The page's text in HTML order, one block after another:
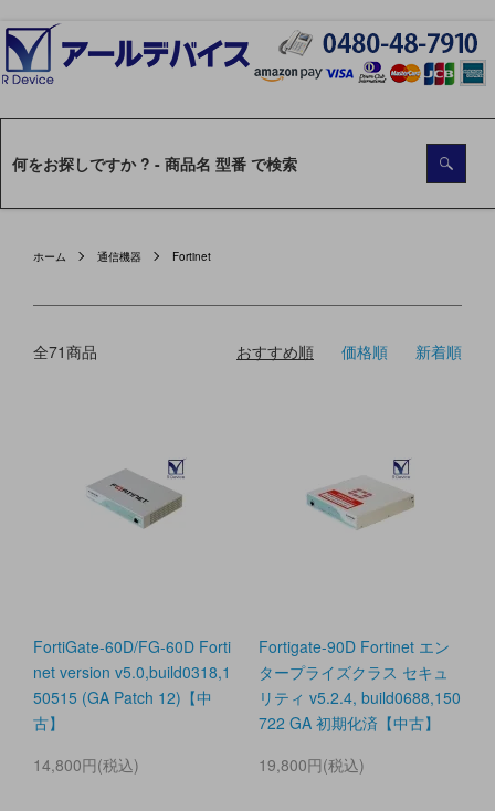
ホーム 通信機器 Fortinet
全71商品 おすすめ順 価格順 新着順
FortiGate-60D/FG-60D Forti
net version v5.0,build0318,1
50515 (GA Patch 12)【中
古】
14,800円(税込)
Fortigate-90D Fortinet エン
タープライズクラス セキュ
リティ v5.2.4, build0688,150
722 GA 初期化済【中古】
19,800円(税込)